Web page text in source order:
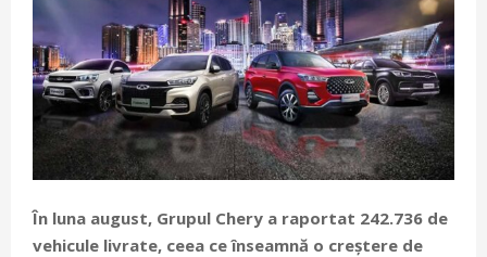
În luna august, Grupul Chery a raportat 242.736 de
vehicule livrate, ceea ce înseamnă o creștere de